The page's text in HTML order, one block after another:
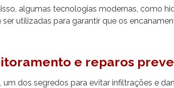
algumas tecnologias modernas, como
utilizadas para garantir que os
e reparos
um dos segredos para evitar infiltrações e